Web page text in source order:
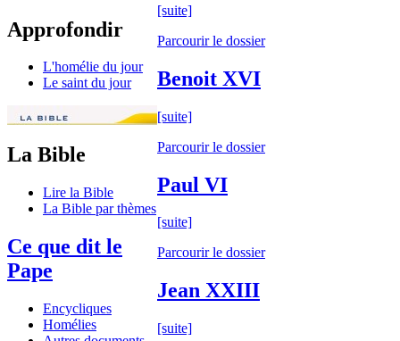
Approfondir
L'homélie du jour
Le saint du jour
La Bible
Lire la Bible
La Bible par thèmes
Ce que dit le
Pape
Encycliques
Homélies
[suite]
Parcourir le dossier
Benoit XVI
[suite]
Parcourir le dossier
Paul VI
[suite]
Parcourir le dossier
Jean XXIII
[suite]